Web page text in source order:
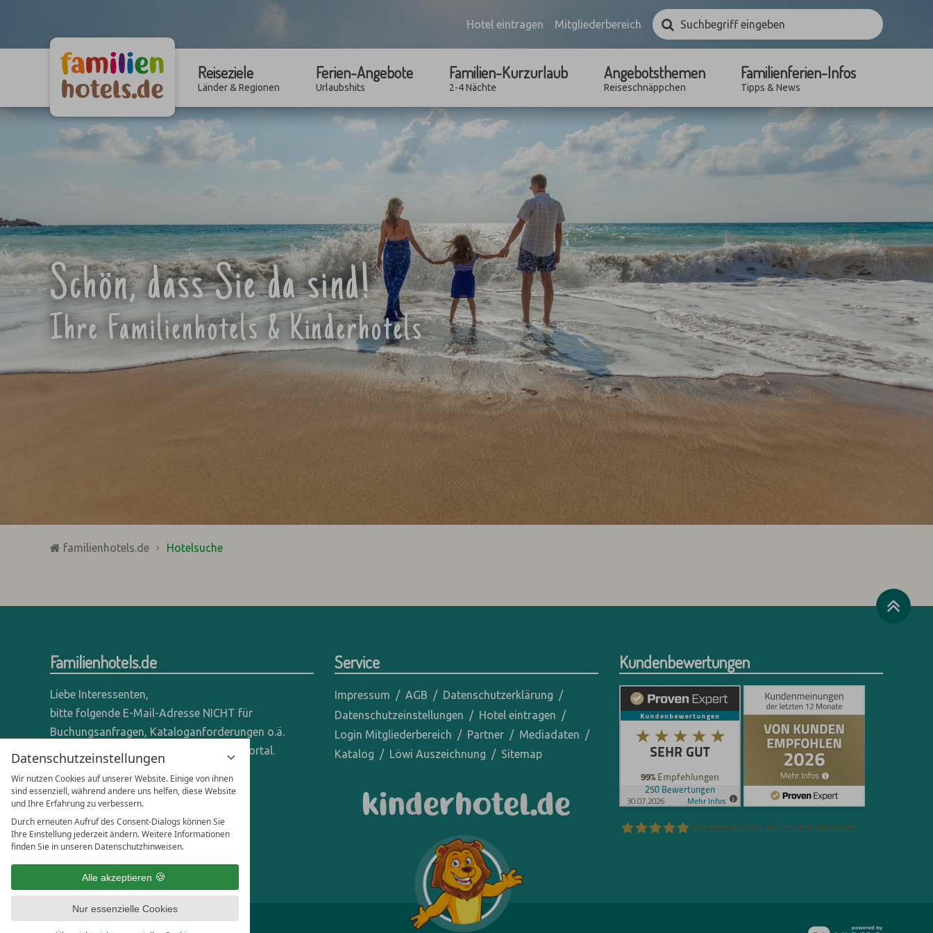
Datenschutzeinstellungen
Wir nutzen Cookies auf unserer Website. Einige von ihnen
sind essenziell, während andere uns helfen, diese Website
und Ihre Erfahrung zu verbessern.
Durch erneuten Aufruf des Consent-Dialogs können Sie
Ihre Einstellung jederzeit ändern. Weitere Informationen
finden Sie in unseren Datenschutzhinweisen.
Alle akzeptieren
Nur essenzielle Cookies
Hotel eintragen Mitgliederbereich
Suchbegriff
eingebenSuchen
Reiseziele
Länder & Regionen
Ferien-Angebote
Urlaubshits
Familien-Kurzurlaub
2-4 Nächte
Angebotsthemen
Reiseschnäppchen
Familienferien-Infos
Tipps & News
Schön, dass Sie da sind!
Ihre Familienhotels & Kinderhotels
familienhotels.de Hotelsuche
Familienhotels.de
Liebe Interessenten,
bitte folgende E-Mail-Adresse NICHT für
Buchungsanfragen, Kataloganforderungen o.ä.
verwenden - wir sind ein reines Online-Portal.
Anfragen dieser Art bitte direkt an die
entsprechenden Hotels senden.
Anfragen für Hoteliers & Agenturen:
office@familienhotels.de
Service
Impressum AGB
Datenschutzerklärung
Datenschutzeinstellungen
Hotel eintragen
Login Mitgliederbereich
Partner
Mediadaten
Katalog
Löwi Auszeichnung Sitemap
Kundenbewertungen
250 Bewertungen auf ProvenExpert.com